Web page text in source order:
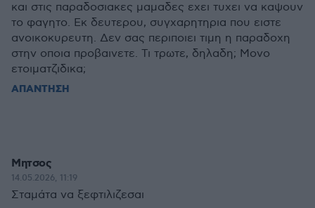
και στις παραδοσιακες μαμαδες εχει τυχει να καψουν
το φαγητο. Εκ δευτερου, συγχαρητηρια που ειστε
ανοικοκυρευτη. Δεν σας περιποιει τιμη η παραδοχη
στην οποια προβαινετε. Τι τρωτε, δηλαδη; Μονο
ετοιματζιδικα;
ΑΠΑΝΤΗΣΗ
Μητσος
14.05.2026, 11:19
Σταμάτα να ξεφτιλιζεσαι